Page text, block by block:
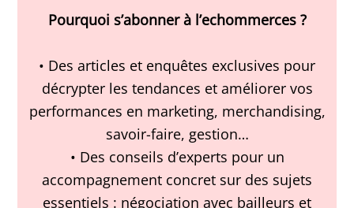
Pourquoi s’abonner à l’echommerces ?
• Des articles et enquêtes exclusives pour
décrypter les tendances et améliorer vos
performances en marketing, merchandising,
savoir-faire, gestion…
• Des conseils d’experts pour un
accompagnement concret sur des sujets
essentiels : négociation avec bailleurs et